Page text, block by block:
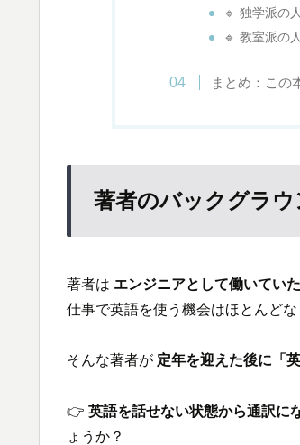
🔹 独学派の
🔹 教室派の
まとめ：この
著者のバックグラ
著者は エンジニアとして働いてい
仕事で英語を使う機会はほとんどな
そんな著者が 定年を迎えた後に「
👉 英語を話せない状態から通訳に
ょうか？